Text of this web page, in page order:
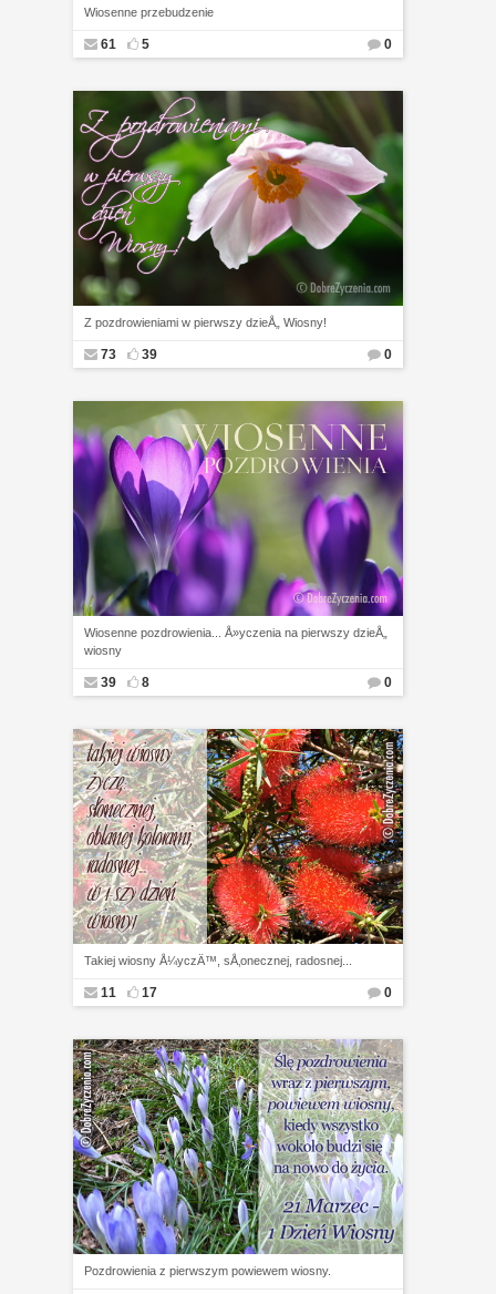
Wiosenne przebudzenie
61 5 0
Z pozdrowieniami w pierwszy dzieÅ„ Wiosny!
73 39 0
Wiosenne pozdrowienia... Å»yczenia na pierwszy dzieÅ„
wiosny
39 8 0
Takiej wiosny Å¼yczÄ™, sÅ‚onecznej, radosnej...
11 17 0
Pozdrowienia z pierwszym powiewem wiosny.